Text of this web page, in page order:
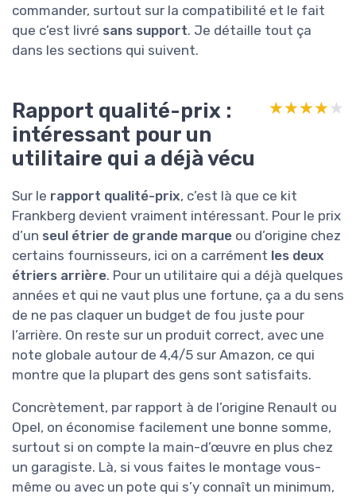
commander, surtout sur la compatibilité et le fait
que c’est livré sans support. Je détaille tout ça
dans les sections qui suivent.
Rapport qualité-prix :
intéressant pour un
utilitaire qui a déjà vécu
★★★★★
★★★★★
Sur le rapport qualité-prix, c’est là que ce kit
Frankberg devient vraiment intéressant. Pour le prix
d’un seul étrier de grande marque ou d’origine chez
certains fournisseurs, ici on a carrément les deux
étriers arrière. Pour un utilitaire qui a déjà quelques
années et qui ne vaut plus une fortune, ça a du sens
de ne pas claquer un budget de fou juste pour
l’arrière. On reste sur un produit correct, avec une
note globale autour de 4,4/5 sur Amazon, ce qui
montre que la plupart des gens sont satisfaits.
Concrètement, par rapport à de l’origine Renault ou
Opel, on économise facilement une bonne somme,
surtout si on compte la main-d’œuvre en plus chez
un garagiste. Là, si vous faites le montage vous-
même ou avec un pote qui s’y connaît un minimum,